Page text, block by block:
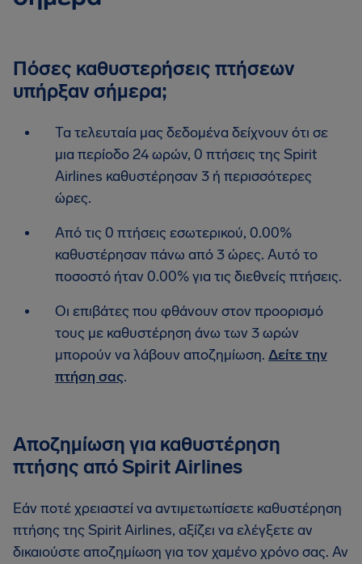
Πόσες καθυστερήσεις πτήσεων
υπήρξαν σήμερα;
Τα τελευταία μας δεδομένα δείχνουν ότι σε
μια περίοδο 24 ωρών, 0 πτήσεις της Spirit
Airlines καθυστέρησαν 3 ή περισσότερες
ώρες.
Από τις 0 πτήσεις εσωτερικού, 0.00%
καθυστέρησαν πάνω από 3 ώρες. Αυτό το
ποσοστό ήταν 0.00% για τις διεθνείς πτήσεις.
Οι επιβάτες που φθάνουν στον προορισμό
τους με καθυστέρηση άνω των 3 ωρών
μπορούν να λάβουν αποζημίωση. Δείτε την
πτήση σας.
Αποζημίωση για καθυστέρηση
πτήσης από Spirit Airlines
Εάν ποτέ χρειαστεί να αντιμετωπίσετε καθυστέρηση
πτήσης της Spirit Airlines, αξίζει να ελέγξετε αν
δικαιούστε αποζημίωση για τον χαμένο χρόνο σας. Αν